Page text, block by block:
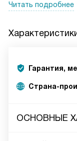
Читать подробнее
Гарантия,
Страна-
ОСНОВНЫЕ